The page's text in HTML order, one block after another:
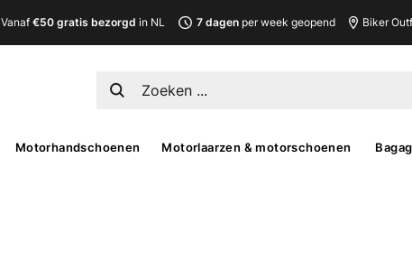
Vanaf€50 gratis bezorgd in NL 7 dagenper week geopend Biker
Motorhandschoenen Motorlaarzen & motorschoenen